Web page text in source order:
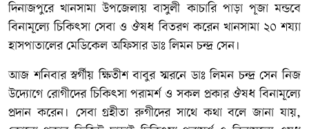
দিনাজপুরে খানসামা উপজেলায় বাসুলী কাচারি পাড়া পূজা মন্ডবে
বিনামূল্যে চিকিৎসা সেবা ও ঔষধ বিতরণ করেন খানসামা ২০ শয্যা
হাসপাতালের মেডিকেল অফিসার ডাঃ লিমন চন্দ্র সেন।
আজ শনিবার স্বর্গীয় ক্ষিতীশ বাবুর স্মরনে ডাঃ লিমন চন্দ্র সেন নিজ
উদ্যোগে রোগীদের চিকিৎসা পরামর্শ ও সকল প্রকার ঔষধ বিনামূল্যে
প্রদান করেন। সেবা গ্রহীতা রুগীদের সাথে কথা বলে জানা যায়,